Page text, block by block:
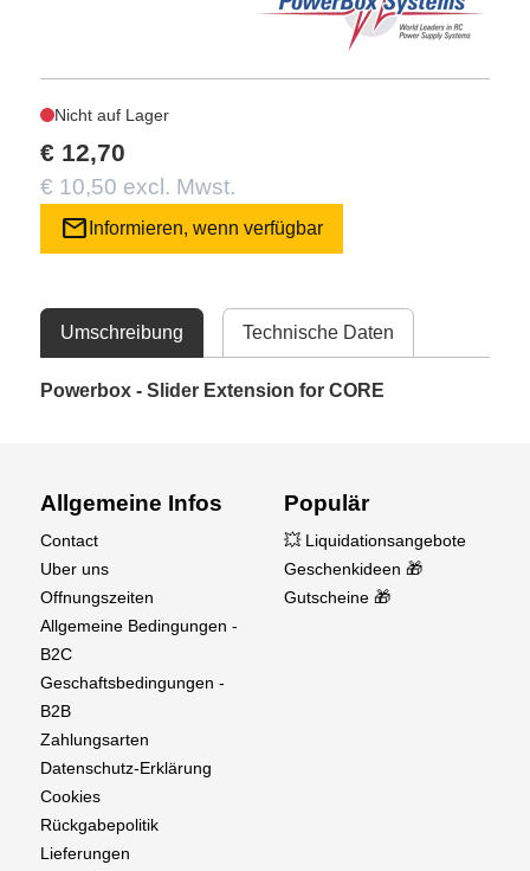
Nicht auf Lager
€ 12,70
€ 10,50 excl. Mwst.
mail Informieren, wenn verfügbar
Umschreibung Technische Daten
Powerbox - Slider Extension for CORE
Allgemeine Infos
Contact
Uber uns
Offnungszeiten
Allgemeine Bedingungen -
B2C
Geschaftsbedingungen -
B2B
Zahlungsarten
Datenschutz-Erklärung
Cookies
Rückgabepolitik
Lieferungen
Populär
💥 Liquidationsangebote
Geschenkideen 🎁
Gutscheine 🎁